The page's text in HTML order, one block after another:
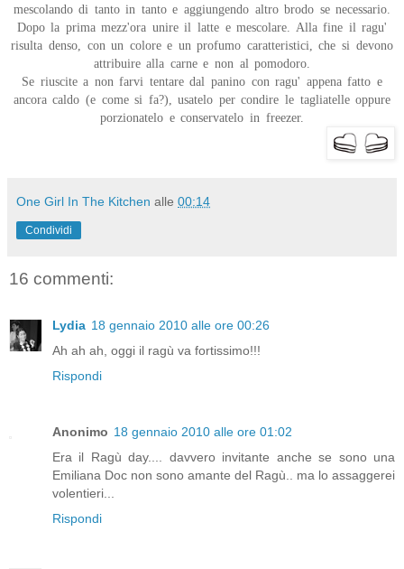
mescolando di tanto in tanto e aggiungendo altro brodo se necessario.
Dopo la prima mezz'ora unire il latte e mescolare. Alla fine il ragu'
risulta denso, con un colore e un profumo caratteristici, che si devono
attribuire alla carne e non al pomodoro.
Se riuscite a non farvi tentare dal panino con ragu' appena fatto e
ancora caldo (e come si fa?), usatelo per condire le tagliatelle oppure
porzionatelo e conservatelo in freezer.
One Girl In The Kitchen alle 00:14
Condividi
16 commenti:
Lydia 18 gennaio 2010 alle ore 00:26
Ah ah ah, oggi il ragù va fortissimo!!!
Rispondi
Anonimo 18 gennaio 2010 alle ore 01:02
Era il Ragù day.... davvero invitante anche se sono una
Emiliana Doc non sono amante del Ragù.. ma lo assaggerei
volentieri...
Rispondi